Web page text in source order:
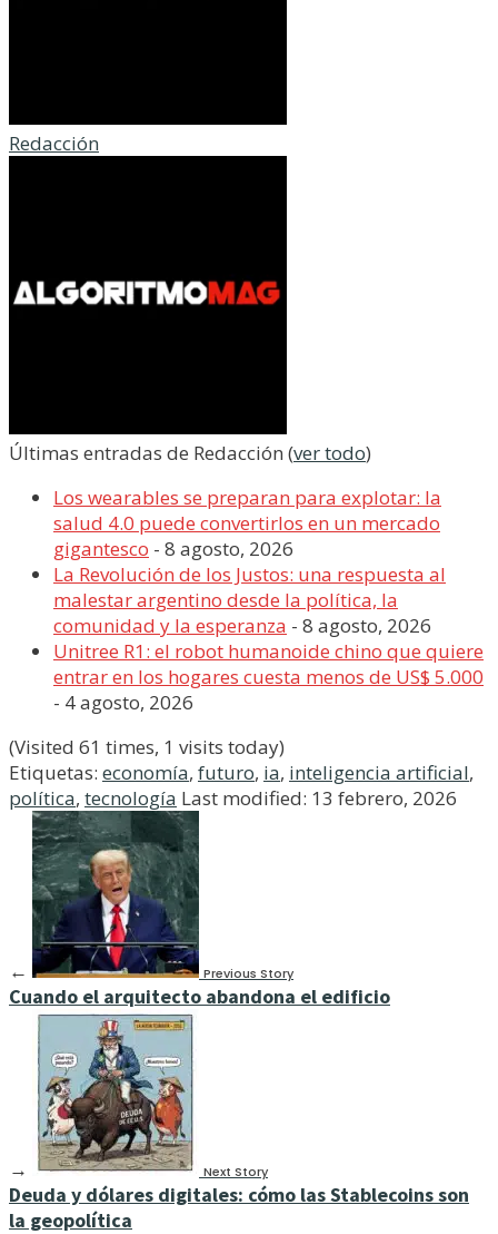
Redacción
Últimas entradas de Redacción (ver todo)
Los wearables se preparan para explotar: la
salud 4.0 puede convertirlos en un mercado
gigantesco - 8 agosto, 2026
La Revolución de los Justos: una respuesta al
malestar argentino desde la política, la
comunidad y la esperanza - 8 agosto, 2026
Unitree R1: el robot humanoide chino que quiere
entrar en los hogares cuesta menos de US$ 5.000
- 4 agosto, 2026
(Visited 61 times, 1 visits today)
Etiquetas: economía, futuro, ia, inteligencia artificial,
política, tecnología Last modified: 13 febrero, 2026
← Previous Story
Cuando el arquitecto abandona el edificio
→ Next Story
Deuda y dólares digitales: cómo las Stablecoins son
la geopolítica